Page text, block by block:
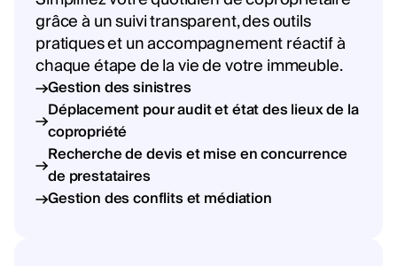
grâce à un suivi transparent, des outils
pratiques et un accompagnement réactif à
chaque étape de la vie de votre immeuble.
Gestion des sinistres
Déplacement pour audit et état des lieux de la
copropriété
Recherche de devis et mise en concurrence
de prestataires
Gestion des conflits et médiation